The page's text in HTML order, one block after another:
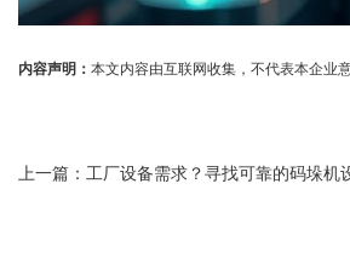
内容声明： 本文内容由互联网收集，不代表本企业
上一篇： 工厂设备需求？寻找可靠的码垛机